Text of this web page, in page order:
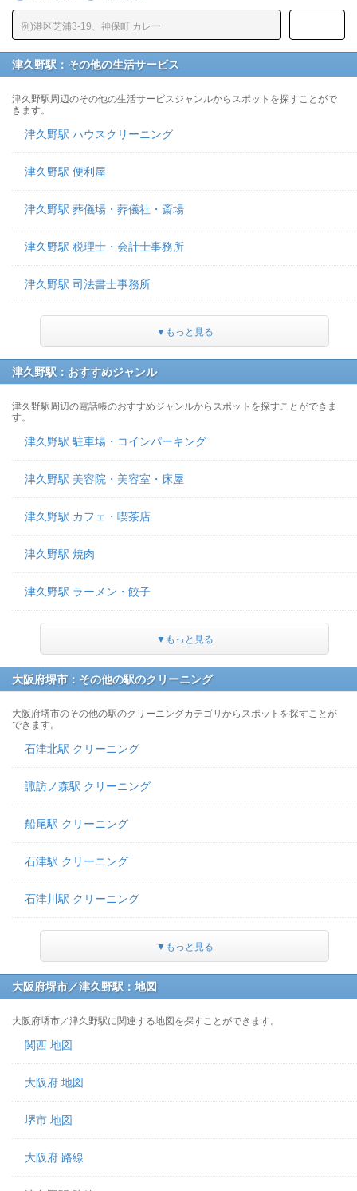
津久野駅：その他の生活サービス
津久野駅周辺のその他の生活サービスジャンルからスポットを探すことがで
きます。
津久野駅 ハウスクリーニング
津久野駅 便利屋
津久野駅 葬儀場・葬儀社・斎場
津久野駅 税理士・会計士事務所
津久野駅 司法書士事務所
▼もっと見る
津久野駅：おすすめジャンル
津久野駅周辺の電話帳のおすすめジャンルからスポットを探すことができま
す。
津久野駅 駐車場・コインパーキング
津久野駅 美容院・美容室・床屋
津久野駅 カフェ・喫茶店
津久野駅 焼肉
津久野駅 ラーメン・餃子
▼もっと見る
大阪府堺市：その他の駅のクリーニング
大阪府堺市のその他の駅のクリーニングカテゴリからスポットを探すことが
できます。
石津北駅 クリーニング
諏訪ノ森駅 クリーニング
船尾駅 クリーニング
石津駅 クリーニング
石津川駅 クリーニング
▼もっと見る
大阪府堺市／津久野駅：地図
大阪府堺市／津久野駅に関連する地図を探すことができます。
関西 地図
大阪府 地図
堺市 地図
大阪府 路線